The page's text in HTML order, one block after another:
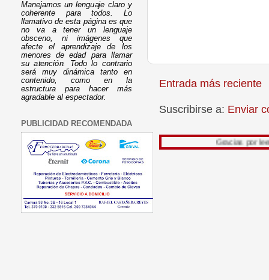
Entrada más reciente
Suscribirse a: Enviar
Gracias por leer mi
Manejamos un lenguaje claro y
coherente para todos. Lo
llamativo de esta página es que
no va a tener un lenguaje
obsceno, ni imágenes que
afecte el aprendizaje de los
menores de edad para llamar
su atención. Todo lo contrario
será muy dinámica tanto en
contenido, como en la
estructura para hacer más
agradable al espectador.
PUBLICIDAD RECOMENDADA